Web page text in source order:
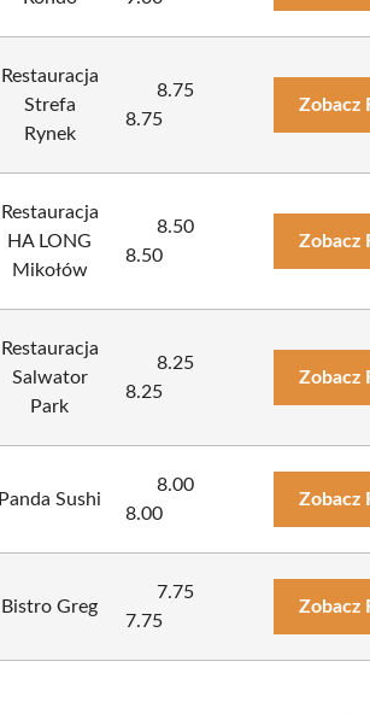
Restauracja
Strefa
Rynek
8.75
8.75
Zobacz
Restauracja
HA LONG
Mikołów
8.50
8.50
Zobacz
Restauracja
Salwator
Park
8.25
8.25
Zobacz
Panda Sushi
8.00
8.00
Zobacz
Bistro Greg
7.75
7.75
Zobacz